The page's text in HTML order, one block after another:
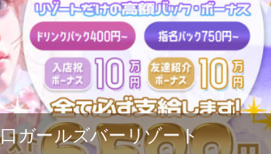
ガールズバーリゾート